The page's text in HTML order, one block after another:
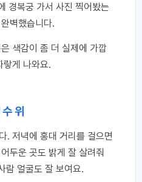
경복궁 가서 사진 찍어봤는
벽했습니다.
색감이 좀 더 실제에 가깝
랗게 나와요.
위
. 저녁에 홍대 거리를 걸으면
두운 곳도 밝게 잘 살려줘
람 얼굴도 잘 보여요.